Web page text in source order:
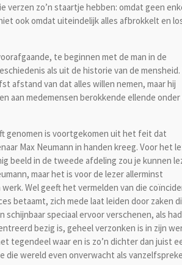
verzen zo’n staartje hebben: omdat geen
ook omdat uiteindelijk alles afbrokkelt en
te beginnen met de man in de
als uit de historie van de mensheid.
afstand van dat alles willen nemen, maar hij
aan medemensen berokkende ellende onder
is voortgekomen uit het feit dat
Max Neumann in handen kreeg. Voor het
beeld in de tweede afdeling zou je kunnen
maar het is voor de lezer allerminst
Wel geeft het vermelden van die
betaamt, zich mede laat leiden door zaken
speciaal ervoor verschenen, als
bezig is, geheel verzonken is in zijn
tegendeel waar en is zo’n dichter dan juist
die wereld even onverwacht als